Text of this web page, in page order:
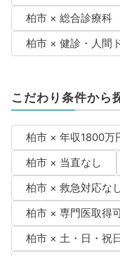
柏市 × 総合診療科
柏市 × 健診・人間
こだわり条件から
柏市 × 年収1800万
柏市 × 当直なし
柏市 × 救急対応な
柏市 × 専門医取得
柏市 × 土・日・祝